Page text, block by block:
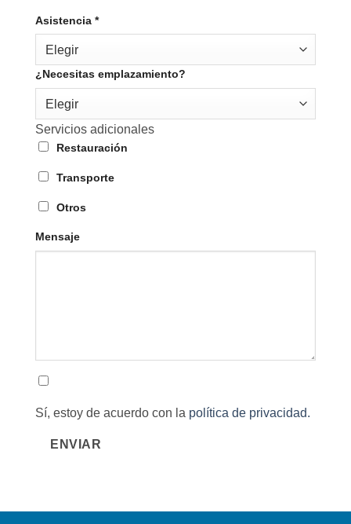
Asistencia *
Elegir
¿Necesitas emplazamiento?
Elegir
Servicios adicionales
Restauración
Transporte
Otros
Mensaje
Sí, estoy de acuerdo con la política de privacidad.
ENVIAR